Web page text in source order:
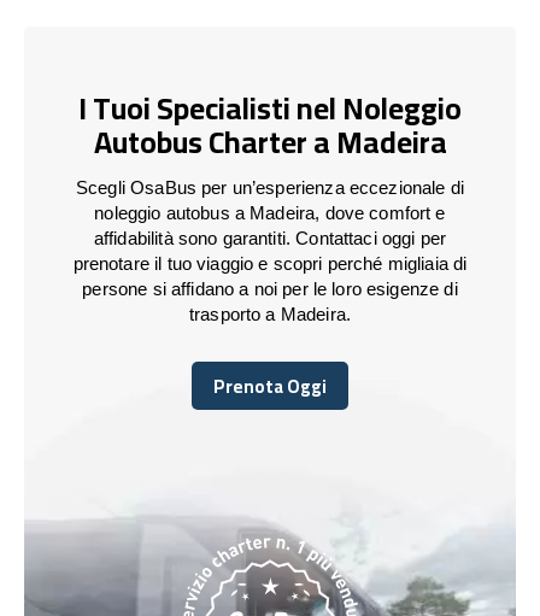
I Tuoi Specialisti nel Noleggio
Autobus Charter a Madeira
Scegli OsaBus per un’esperienza eccezionale di
noleggio autobus a Madeira, dove comfort e
affidabilità sono garantiti. Contattaci oggi per
prenotare il tuo viaggio e scopri perché migliaia di
persone si affidano a noi per le loro esigenze di
trasporto a Madeira.
Prenota Oggi
Prenota Oggi